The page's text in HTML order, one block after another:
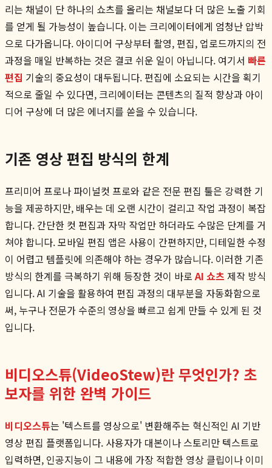
리는 채널이 단 하나의 쇼츠를 올리는 채널보다 더 많은 노출 기회
를 얻게 될 가능성이 높습니다. 이는 크리에이터에게 엄청난 압박
으로 다가옵니다. 아이디어 구상부터 촬영, 편집, 업로드까지의 전
과정을 매일 반복하는 것은 결코 쉬운 일이 아닙니다. 여기서 빠른
편집 기술의 중요성이 대두됩니다. 편집에 소요되는 시간을 획기
적으로 줄일 수 있다면, 크리에이터는 콘텐츠의 질적 향상과 아이
디어 구상에 더 많은 에너지를 쏟을 수 있습니다.
기존 영상 편집 방식의 한계
프리미어 프로나 파이널컷 프로와 같은 전문 편집 툴은 강력한 기
능을 제공하지만, 배우는 데 오랜 시간이 걸리고 작업 과정이 복잡
합니다. 간단한 컷 편집과 자막 작업만 하더라도 수많은 단계를 거
쳐야 합니다. 모바일 편집 앱은 사용이 간편하지만, 디테일한 수정
이 어렵고 템플릿에 의존해야 하는 경우가 많습니다. 이러한 기존
방식의 한계를 극복하기 위해 등장한 것이 바로 AI 쇼츠 제작 방식
입니다. AI 기술을 활용하여 편집 과정의 대부분을 자동화함으로
써, 누구나 전문가 수준의 영상을 빠르고 쉽게 만들 수 있게 된 것
입니다.
비디오스튜(VideoStew)란 무엇인가? 초
보자를 위한 완벽 가이드
비디오스튜는 '텍스트를 영상으로' 변환해주는 혁신적인 AI 기반
영상 편집 플랫폼입니다. 사용자가 대본이나 스토리만 텍스트로
입력하면, 인공지능이 그 내용에 가장 적합한 영상 클립이나 이미